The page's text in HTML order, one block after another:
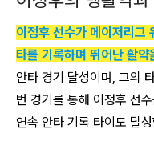
이정후 선수가 메이저리그
타를 기록하며 뛰어난 활약
안타 경기 달성이며, 그의
번 경기를 통해 이정후 선
연속 안타 기록 타이도 달